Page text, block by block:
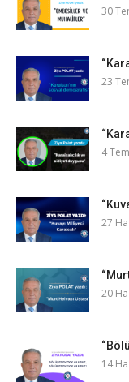
30
23
4
27
20
14